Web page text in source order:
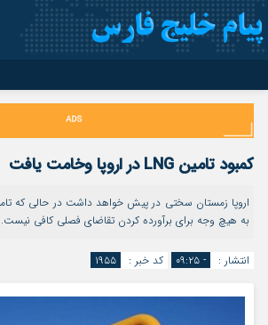
اینستاگرام
تلگرام
سروش
ایتا
نام کاربری یا نشانی ایمیل
رمز عبور
کمبود تامین LNG در اروپا وخامت یافت
به هیچ وجه برای برآورده کردن تقاضای فصلی کافی نیست.
انتشار : - ۰۹:۲۵ کد خبر : ۱۹۵۵